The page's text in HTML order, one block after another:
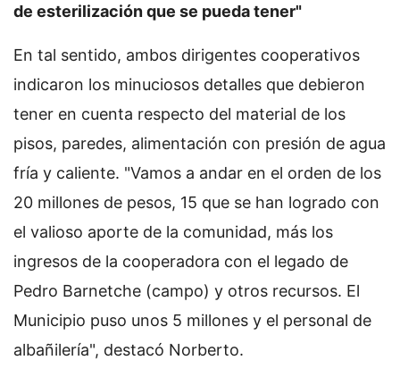
de esterilización que se pueda tener"
En tal sentido, ambos dirigentes cooperativos
indicaron los minuciosos detalles que debieron
tener en cuenta respecto del material de los
pisos, paredes, alimentación con presión de agua
fría y caliente. "Vamos a andar en el orden de los
20 millones de pesos, 15 que se han logrado con
el valioso aporte de la comunidad, más los
ingresos de la cooperadora con el legado de
Pedro Barnetche (campo) y otros recursos. El
Municipio puso unos 5 millones y el personal de
albañilería", destacó Norberto.